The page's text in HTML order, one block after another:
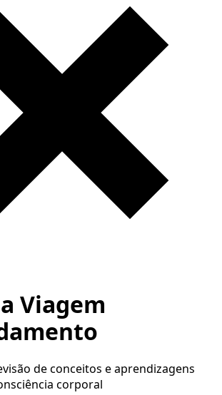
Viagem
de conceitos e aprendizagens
corporal